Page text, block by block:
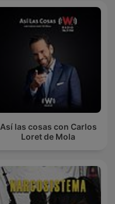
Así las cosas con Carlos
Loret de Mola